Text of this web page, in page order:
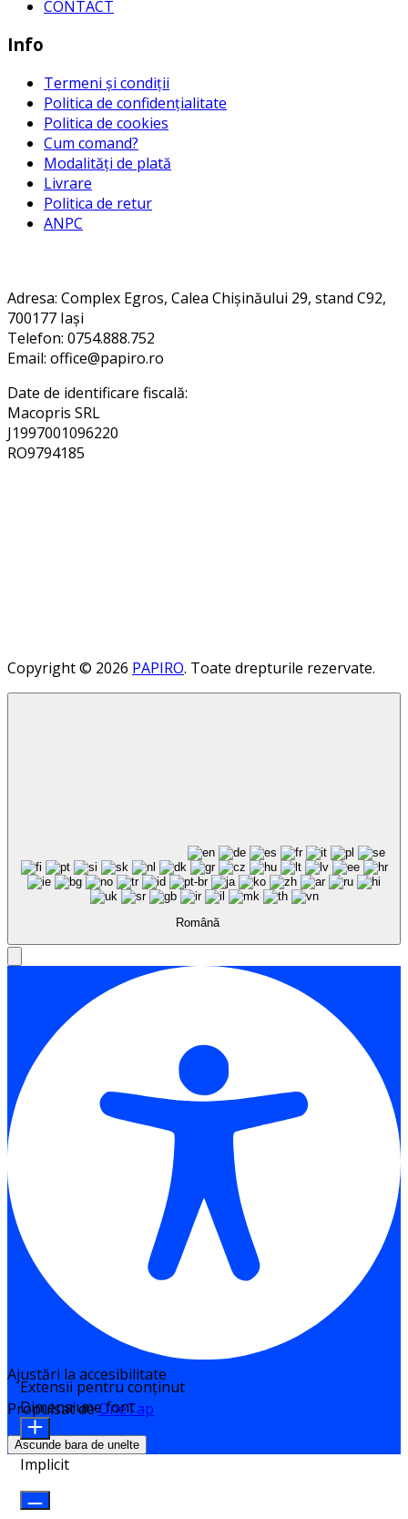
CONTACT
Info
Termeni și condiții
Politica de confidențialitate
Politica de cookies
Cum comand?
Modalități de plată
Livrare
Politica de retur
ANPC
Adresa: Complex Egros, Calea Chișinăului 29, stand C92,
700177 Iași
Telefon: 0754.888.752
Email: office@papiro.ro
Date de identificare fiscală:
Macopris SRL
J1997001096220
RO9794185
Copyright © 2026 PAPIRO. Toate drepturile rezervate.
Română
Ajustări la accesibilitate
Propulsat deOneTap
Ascunde bara de unelte
Extensii pentru conținut
Dimensiune font
Implicit